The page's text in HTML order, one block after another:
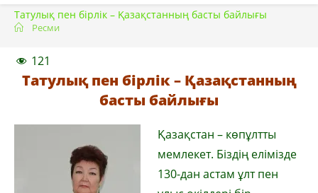
Татулық пен бірлік – Қазақстанның басты байлығы
Ресми
121
Татулық пен бірлік – Қазақстанның
басты байлығы
Қазақстан – көпұлтты
мемлекет. Біздің елімізде
130-дан астам ұлт пен